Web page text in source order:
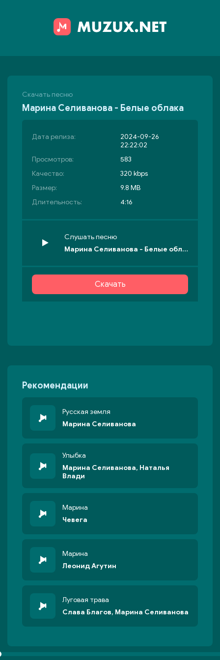
Скачать песню
Марина Селиванова - Белые облака
Дата релиза:
2024-09-26
22:22:02
Просмотров:
583
Качество:
320 kbps
Размер:
9.8 MB
Длительность:
4:16
Слушать песню
Марина Селиванова - Белые облака
Скачать
Рекомендации
Русская земля
Марина Селиванова
Улыбка
Марина Селиванова, Наталья
Влади
Марина
Чевега
Марина
Леонид Агутин
Луговая трава
Слава Благов, Марина Селиванова